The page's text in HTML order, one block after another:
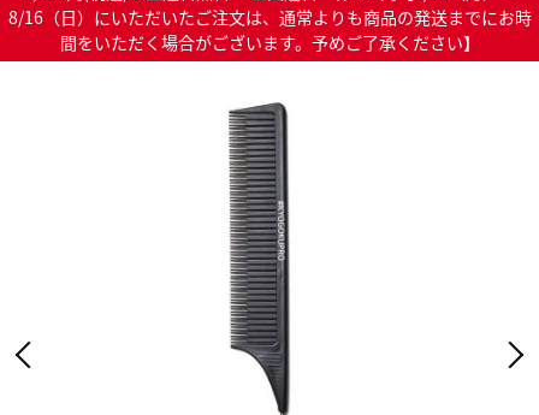
8/16（日）にいただいたご注文は、通常よりも商品の発送までにお時
間をいただく場合がございます。予めご了承ください】